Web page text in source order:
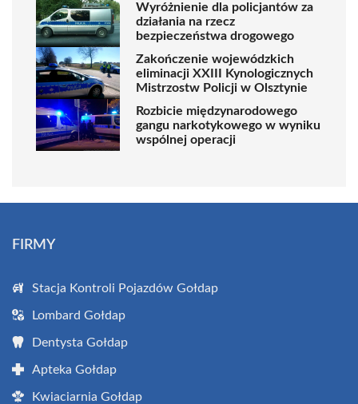
Wyróżnienie dla policjantów za
działania na rzecz
bezpieczeństwa drogowego
Zakończenie wojewódzkich
eliminacji XXIII Kynologicznych
Mistrzostw Policji w Olsztynie
Rozbicie międzynarodowego
gangu narkotykowego w wyniku
wspólnej operacji
FIRMY
Stacja Kontroli Pojazdów Gołdap
Lombard Gołdap
Dentysta Gołdap
Apteka Gołdap
Kwiaciarnia Gołdap